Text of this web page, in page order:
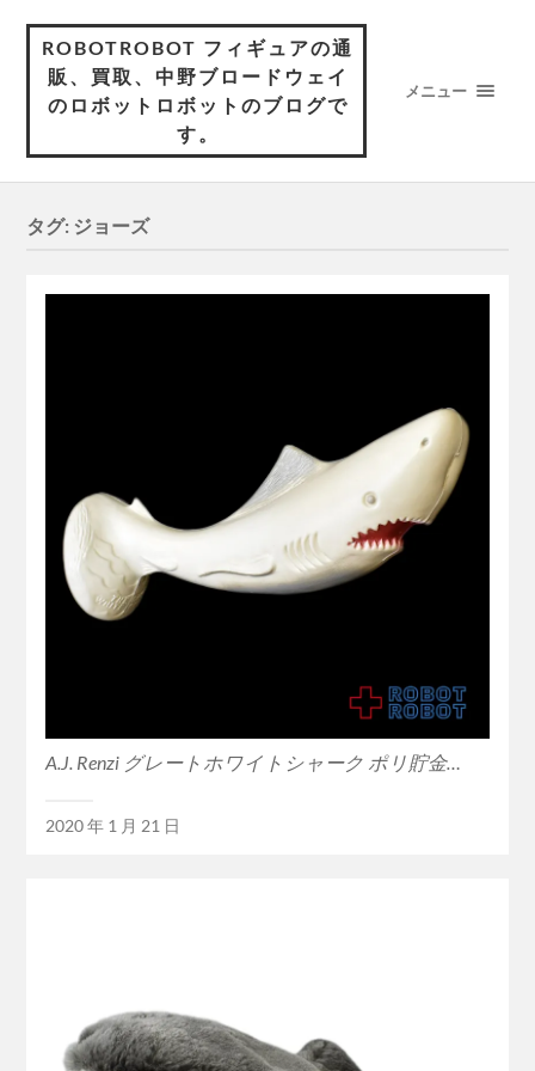
ROBOTROBOT フィギュアの通
販、買取、中野ブロードウェイ
のロボットロボットのブログで
す。
メニュー
タグ: ジョーズ
A.J. Renzi グレートホワイトシャーク ポリ貯金…
2020 年 1 月 21 日